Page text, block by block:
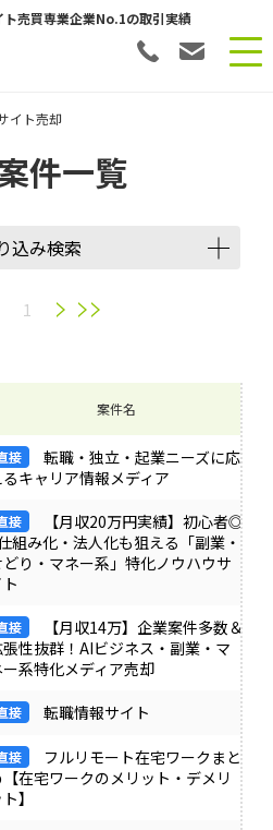
売買専業企業No.1の取引実績
イト売却
件一覧
込み検索
1
案件名
転職・独立・起業ニーズに応
るキャリア情報メディア
【月収20万円実績】初心者◎
組み化・法人化も狙える「副業・
どり・マネー系」特化ノウハウサ
【月収14万】企業案件多数＆
張性抜群！AIビジネス・副業・マ
ー系特化メディア売却
転職情報サイト
フルリモート在宅ワークまと
【在宅ワークのメリット・デメリ
】